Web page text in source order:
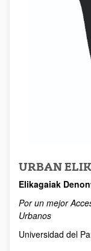
URBAN
Elikagaiak
Por un mejor
Urbanos
Universidad del